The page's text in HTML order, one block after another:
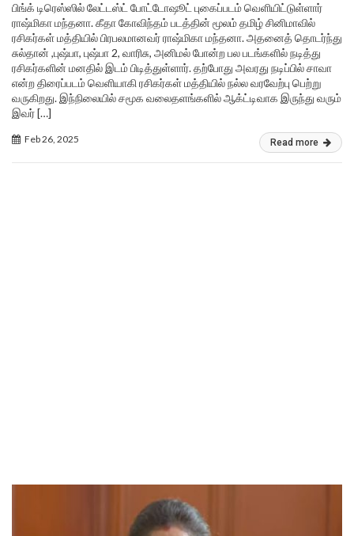
பிங்க் டிரெஸ்ஸில் லேட்டஸ்ட் போட்டோஷூட் புகைப்படம் வெளியிட்டுள்ளார்
ராஷ்மிகா மந்தனா. கீதா கோவிந்தம் படத்தின் மூலம் தமிழ் சினிமாவில்
ரசிகர்கள் மத்தியில் பிரபலமானவர் ராஷ்மிகா மந்தனா. அதனைத் தொடர்ந்து
சுல்தான் ,புஷ்பா, புஷ்பா 2, வாரிசு, அனிமல் போன்ற பல படங்களில் நடித்து
ரசிகர்களின் மனதில் இடம் பிடித்துள்ளார். தற்போது அவரது நடிப்பில் சாவா
என்ற திரைப்படம் வெளியாகி ரசிகர்கள் மத்தியில் நல்ல வரவேற்பு பெற்று
வருகிறது. இந்நிலையில் சமூக வலைதளங்களில் ஆக்ட்டிவாக இருந்து வரும்
இவர் […]
Feb 26, 2025 Read more